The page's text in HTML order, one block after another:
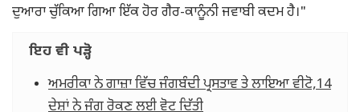
ਦੁਆਰਾ ਚੁੱਕਿਆ ਗਿਆ ਇੱਕ ਹੋਰ ਗੈਰ-ਕਾਨੂੰਨੀ ਜਵਾਬੀ ਕਦਮ ਹੈ।"
ਇਹ ਵੀ ਪੜ੍ਹੋ
ਅਮਰੀਕਾ ਨੇ ਗਾਜ਼ਾ ਵਿੱਚ ਜੰਗਬੰਦੀ ਪ੍ਰਸਤਾਵ ਤੇ ਲਾਇਆ ਵੀਟੋ,14
ਦੇਸ਼ਾਂ ਨੇ ਜੰਗ ਰੋਕਣ ਲਈ ਵੋਟ ਦਿੱਤੀ